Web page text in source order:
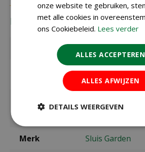
Eigenschappen
leverancier
SL0225
Latijnse
naam
Merk Sluis Garden
onze website te gebruiken,
met alle cookies in
ons Cookiebeleid. Lees verder
ALLES ACCEPTEREN
ALLES AFWIJZEN
DETAILS WEERGEVEN